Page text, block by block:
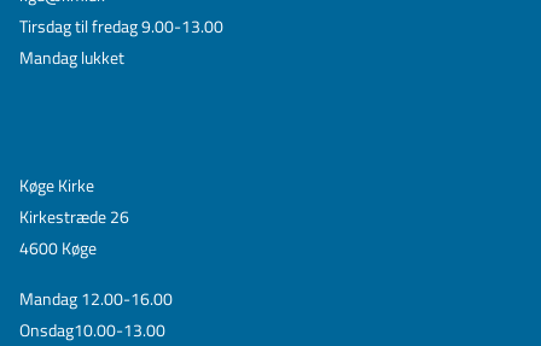
Tirsdag til fredag 9.00-13.00
Mandag lukket
Køge Kirke
Kirkestræde 26
4600 Køge
Mandag 12.00-16.00
Onsdag10.00-13.00